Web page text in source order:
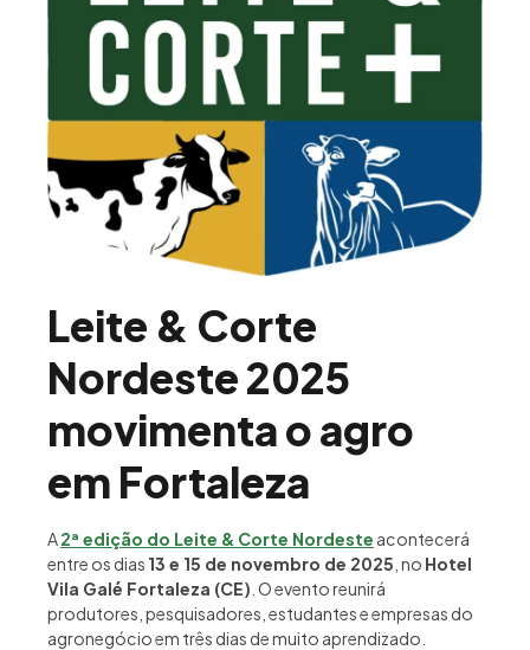
Leite & Corte
Nordeste 2025
movimenta o agro
em Fortaleza
A2ª edição do Leite & Corte Nordeste acontecerá
entre os dias 13 e 15 de novembro de 2025 , no Hotel
Vila Galé Fortaleza (CE) . O evento reunirá
produtores, pesquisadores, estudantes e empresas do
agronegócio em três dias de muito aprendizado.